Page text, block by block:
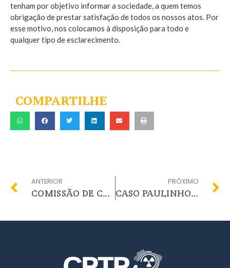
tenham por objetivo informar a sociedade, a quem temos
obrigação de prestar satisfação de todos os nossos atos. Por
esse motivo, nos colocamos à disposição para todo e
qualquer tipo de esclarecimento.
COMPARTILHE
ANTERIOR
COMISSÃO DE CONTROLE INTERNO PROMOVE PRIMEIRA REUNIÃO ENTRE COORDENAÇÕES E COMISSÕES DE 2020
PRÓXIMO
CASO PAULINHO DO RAIO X